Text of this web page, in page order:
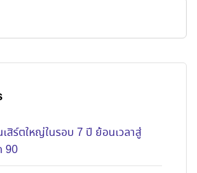
สิร์ตใหญ่ในรอบ 7 ปี ย้อนเวลาสู่
90